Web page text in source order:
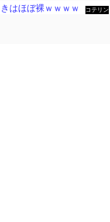
はほぼ裸ｗｗｗｗ
コテリン